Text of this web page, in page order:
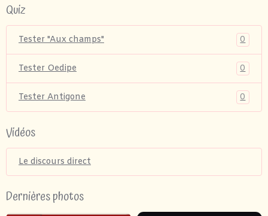
Quiz
Tester "Aux champs" 0
Tester Oedipe 0
Tester Antigone 0
Vidéos
Le discours direct
Dernières photos